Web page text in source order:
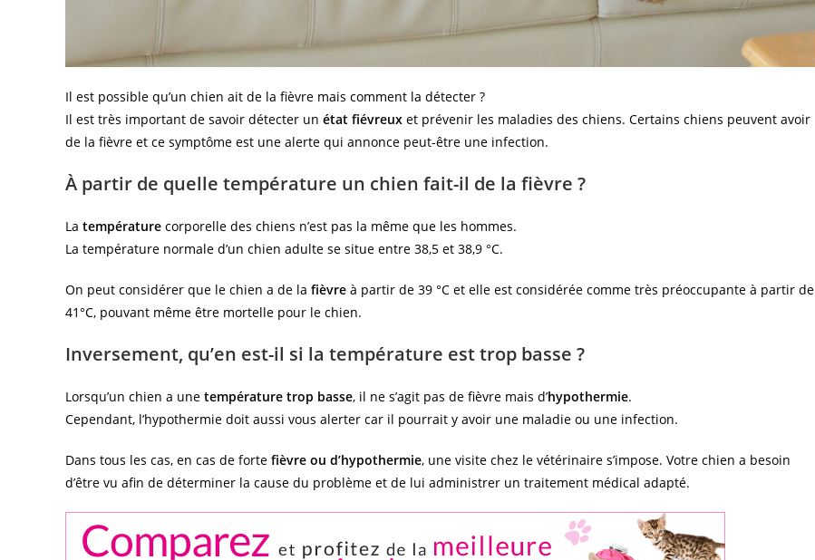
Il est possible qu’un chien ait de la fièvre mais comment la détecter ?
Il est très important de savoir détecter un état fiévreux et prévenir les maladies des chiens. Certains chiens peuvent avoir
de la fièvre et ce symptôme est une alerte qui annonce peut-être une infection.
À partir de quelle température un chien fait-il de la fièvre ?
La température corporelle des chiens n’est pas la même que les hommes.
La température normale d’un chien adulte se situe entre 38,5 et 38,9 °C.
On peut considérer que le chien a de la fièvre à partir de 39 °C et elle est considérée comme très préoccupante à partir de
41°C, pouvant même être mortelle pour le chien.
Inversement, qu’en est-il si la température est trop basse ?
Lorsqu’un chien a une température trop basse, il ne s’agit pas de fièvre mais d’hypothermie.
Cependant, l’hypothermie doit aussi vous alerter car il pourrait y avoir une maladie ou une infection.
Dans tous les cas, en cas de forte fièvre ou d’hypothermie, une visite chez le vétérinaire s’impose. Votre chien a besoin
d’être vu afin de déterminer la cause du problème et de lui administrer un traitement médical adapté.